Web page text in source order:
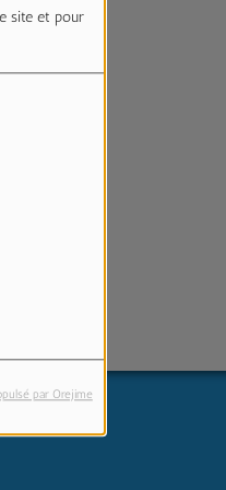
site et pour
par Orejime